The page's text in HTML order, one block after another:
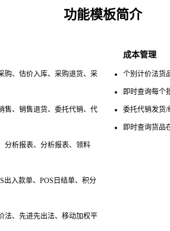
功能模板简介
购、估价入库、采购退货、采
售、销售退货、委托代销、代
分析报表、分析报表、领料
出入款单、POS日结单、积分
法、先进先出法、移动加权平
成本管理
个别计价法货
即时查询每个
委托代销发货/
即时查询货品